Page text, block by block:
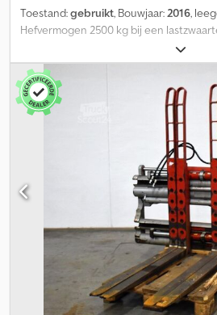
Toestand:gebruikt, Bouwjaar:2016,
Hefvermogen 2500 kg bij een
vorkafmeting 150 x 45 mm, vorklengte:
FEM2A, eigen zwaartepunt: 423 mm,
zijverschuiver 2T151P2 breedte 1150
LSP 600 mm, bouwbreedte 1150 mm,
eigen gewicht 97 kg, voorbouwmaat 72
TGZ 25, basislengte 1200 mm,
FEM II A, vorklengte: 1200,
zwaartepunt: 423. Credpfx Asxyhbysflsf